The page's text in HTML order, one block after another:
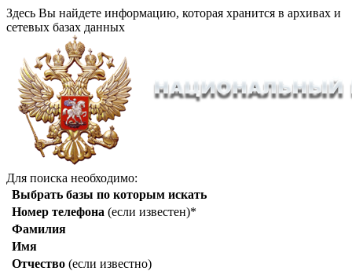
Здесь Вы найдете информацию, которая хранится в архивах и
сетевых базах данных
Для поиска необходимо:
Выбрать базы по которым искать
Номер телефона (если известен)*
Фамилия
Имя
Отчество (если известно)